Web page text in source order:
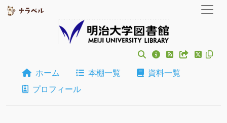
ホーム 本棚一覧
資料一覧
プロフィール